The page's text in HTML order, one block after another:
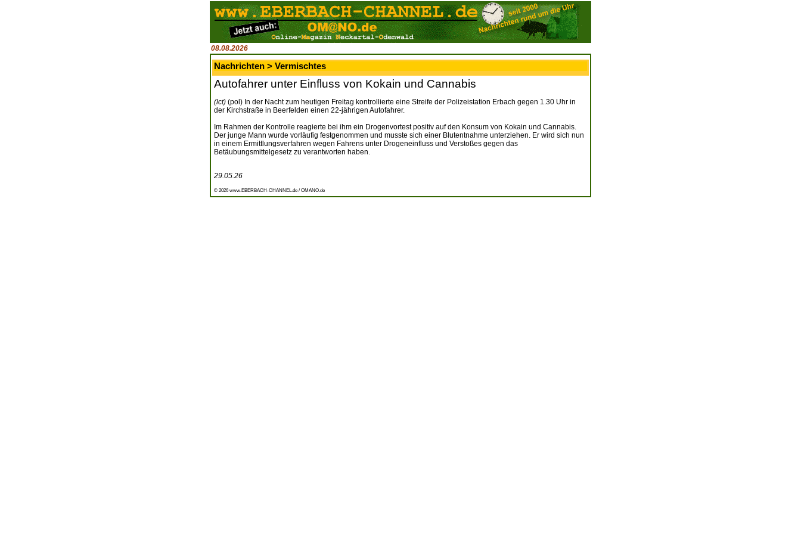
08.08.2026
Nachrichten > Vermischtes
Autofahrer unter Einfluss von Kokain und Cannabis
(lct) (pol) In der Nacht zum heutigen Freitag kontrollierte eine Streife der Polizeistation Erbach gegen 1.30 Uhr in
der Kirchstraße in Beerfelden einen 22-jährigen Autofahrer.
Im Rahmen der Kontrolle reagierte bei ihm ein Drogenvortest positiv auf den Konsum von Kokain und Cannabis.
Der junge Mann wurde vorläufig festgenommen und musste sich einer Blutentnahme unterziehen. Er wird sich nun
in einem Ermittlungsverfahren wegen Fahrens unter Drogeneinfluss und Verstoßes gegen das
Betäubungsmittelgesetz zu verantworten haben.
29.05.26
© 2026 www.EBERBACH-CHANNEL.de / OMANO.de